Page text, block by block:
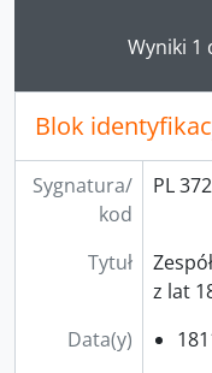
Wyniki 1
Blok
Sygnatura/
kod
PL
Tytuł
z lat
Data(y)